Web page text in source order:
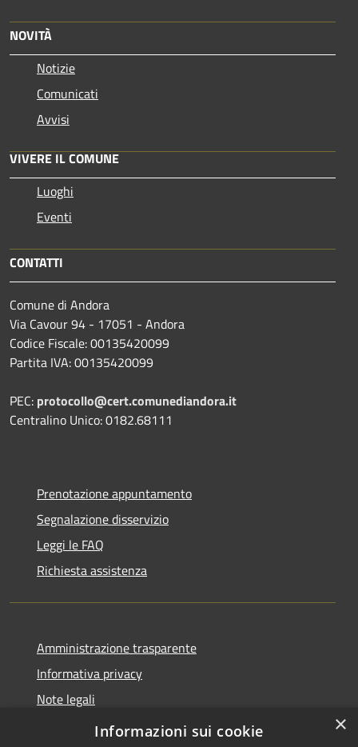
NOVITÀ
Notizie
Comunicati
Avvisi
VIVERE IL COMUNE
Luoghi
Eventi
CONTATTI
Comune di Andora
Via Cavour 94 - 17051 - Andora
Codice Fiscale: 00135420099
Partita IVA: 00135420099
PEC: protocollo@cert.comunediandora.it
Centralino Unico: 0182.68111
Prenotazione appuntamento
Segnalazione disservizio
Leggi le FAQ
Richiesta assistenza
Amministrazione trasparente
Informativa privacy
Note legali
Dichiarazione di accessibilità
×
Informazioni sui cookie